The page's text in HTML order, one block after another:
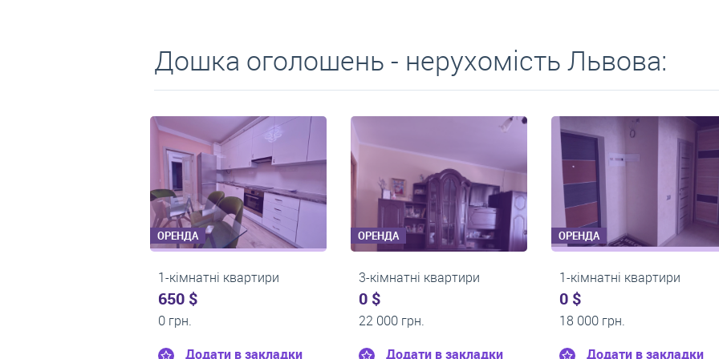
Дошка оголошень - нерухомість Львова:
ОРЕНДА
1-кімнатні квартири
Додати в закладки
ОРЕНДА
2-кімнатні квартири
24 000 грн.
Додати в закладки
ОРЕНДА
1-кімнатні квартири
0 грн.
Додати в